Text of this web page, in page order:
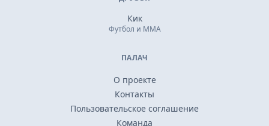
Кик
Футбол и ММА
ПАЛАЧ
О проекте
Контакты
Пользовательское соглашение
Команда